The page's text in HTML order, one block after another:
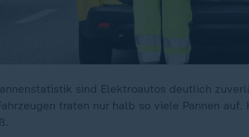
sind Elektroautos deutlich
traten nur halb so viele Pannen